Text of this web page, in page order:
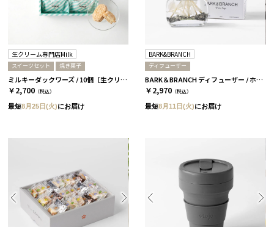
生クリーム専門店Milk
スイーツセット 焼き菓子
ミルキーダックワーズ / 10個［生クリーム専門店Milk］
￥2,700 （税込）
最短8月25日(火)にお届け
BARK&BRANCH
ディフューザー
BARK＆BRANCH ディフューザー / ホワイトセージ
￥2,970 （税込）
最短8月11日(火)にお届け